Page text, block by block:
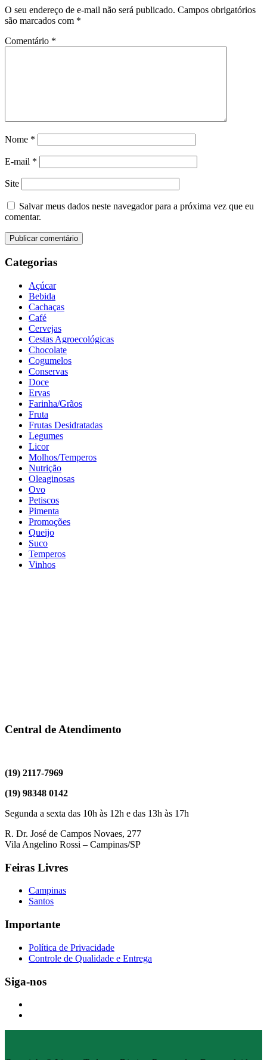
O seu endereço de e-mail não será publicado. Campos obrigatórios
são marcados com *
Comentário *
Nome *
E-mail *
Site
Salvar meus dados neste navegador para a próxima vez que eu
comentar.
Categorias
Açúcar
Bebida
Cachaças
Café
Cervejas
Cestas Agroecológicas
Chocolate
Cogumelos
Conservas
Doce
Ervas
Farinha/Grãos
Fruta
Frutas Desidratadas
Legumes
Licor
Molhos/Temperos
Nutrição
Oleaginosas
Ovo
Petiscos
Pimenta
Promoções
Queijo
Suco
Temperos
Vinhos
Central de Atendimento
(19) 2117-7969
(19) 98348 0142
Segunda a sexta das 10h às 12h e das 13h às 17h
R. Dr. José de Campos Novaes, 277
Vila Angelino Rossi – Campinas/SP
Feiras Livres
Campinas
Santos
Importante
Política de Privacidade
Controle de Qualidade e Entrega
Siga-nos